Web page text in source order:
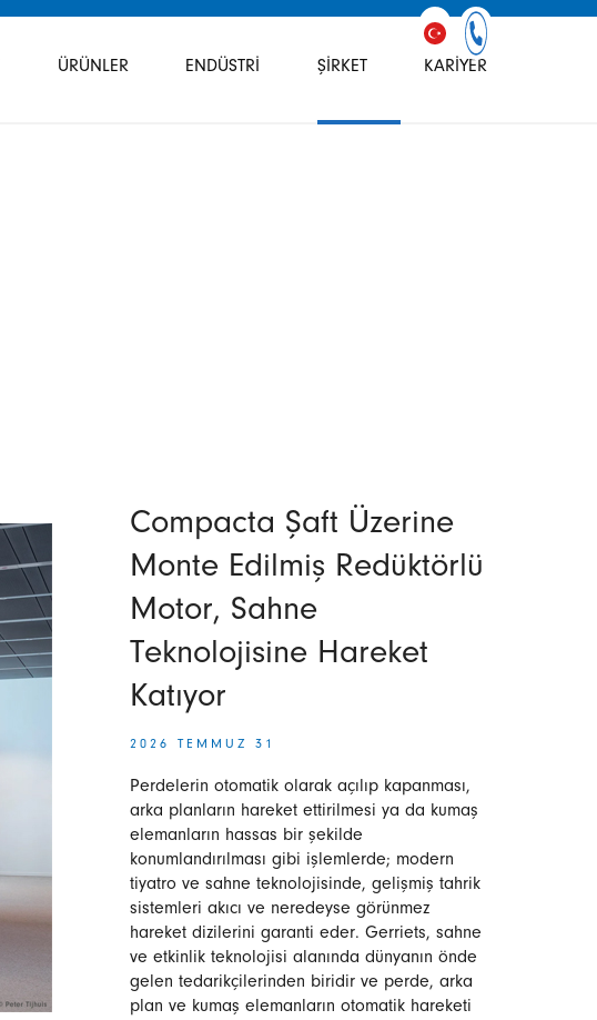
ÜRÜNLER ENDÜSTRI ŞIRKET KARIYER
Compacta Şaft Üzerine
Monte Edilmiş Redüktörlü
Motor, Sahne
Teknolojisine Hareket
Katıyor
2026 TEMMUZ 31
Perdelerin otomatik olarak açılıp kapanması,
arka planların hareket ettirilmesi ya da kumaş
elemanların hassas bir şekilde
konumlandırılması gibi işlemlerde; modern
tiyatro ve sahne teknolojisinde, gelişmiş tahrik
sistemleri akıcı ve neredeyse görünmez
hareket dizilerini garanti eder. Gerriets, sahne
ve etkinlik teknolojisi alanında dünyanın önde
gelen tedarikçilerinden biridir ve perde, arka
plan ve kumaş elemanların otomatik hareketi